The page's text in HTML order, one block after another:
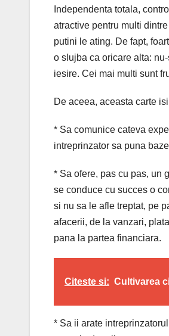
Independenta totala,
atractive pentru multi
putini le ating. De fapt,
o slujba ca oricare alta:
iesire. Cei mai multi sunt
De aceea, aceasta carte
* Sa comunice cateva
intreprinzator sa puna
* Sa ofere, pas cu pas, un
se conduce cu succes o
si nu sa le afle treptat, pe
afacerii, de la vanzari,
pana la partea financiara.
Citeste si: Cultivarea
* Sa ii arate